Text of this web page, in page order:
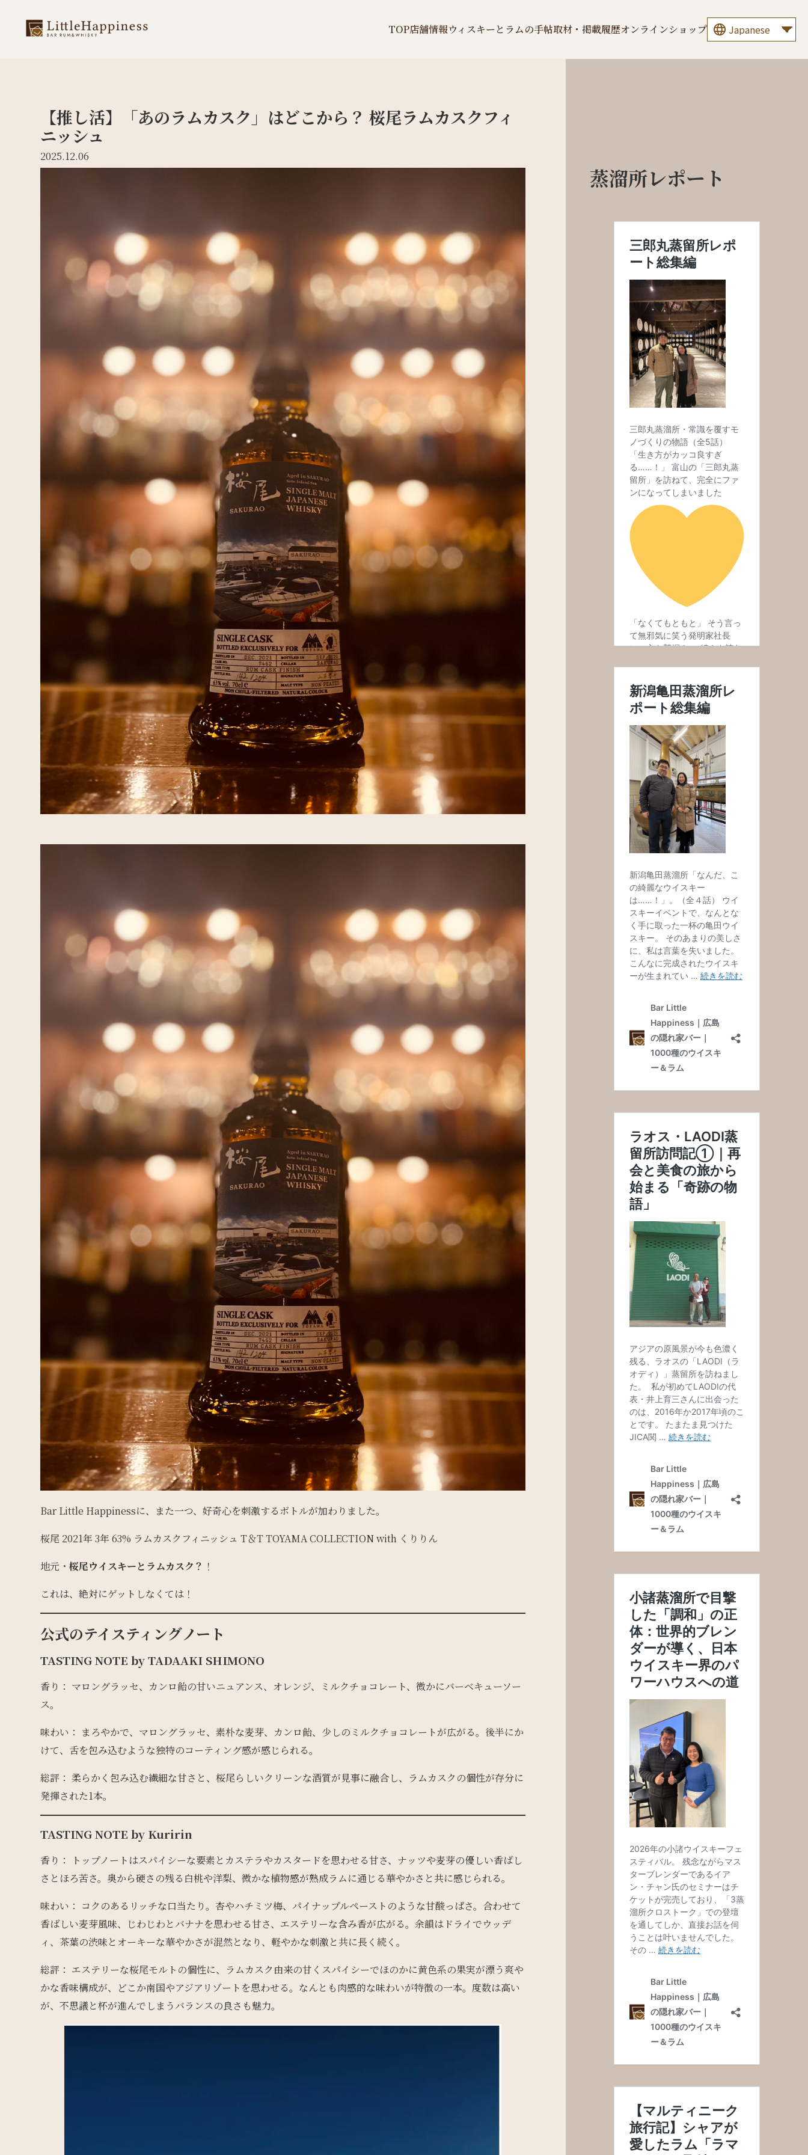
TOP店舗情報ウィスキーとラムの手帖取材・掲載履歴オンラインショップ
【推し活】「あのラムカスク」はどこから？ 桜尾ラムカスクフィ
ニッシュ
2025.12.06
Bar Little Happinessに、また一つ、好奇心を刺激するボトルが加わりました。
桜尾 2021年 3年 63% ラムカスクフィニッシュ T＆T TOYAMA COLLECTION with くりりん
地元・桜尾ウイスキーとラムカスク？ ！
これは、絶対にゲットしなくては！
公式のテイスティングノート
TASTING NOTE by TADAAKI SHIMONO
香り： マロングラッセ、カンロ飴の甘いニュアンス、オレンジ、ミルクチョコレート、微かにバーベキューソー
ス。
味わい： まろやかで、マロングラッセ、素朴な麦芽、カンロ飴、少しのミルクチョコレートが広がる。後半にか
けて、舌を包み込むような独特のコーティング感が感じられる。
総評： 柔らかく包み込む繊細な甘さと、桜尾らしいクリーンな酒質が見事に融合し、ラムカスクの個性が存分に
発揮された1本。
TASTING NOTE by Kuririn
香り： トップノートはスパイシーな要素とカステラやカスタードを思わせる甘さ、ナッツや麦芽の優しい香ばし
さとほろ苦さ。奥から硬さの残る白桃や洋梨、微かな植物感が熟成ラムに通じる華やかさと共に感じられる。
味わい： コクのあるリッチな口当たり。杏やハチミツ梅、パイナップルペーストのような甘酸っぱさ。合わせて
香ばしい麦芽風味、じわじわとバナナを思わせる甘さ、エステリーな含み香が広がる。余韻はドライでウッデ
ィ、茶葉の渋味とオーキーな華やかさが混然となり、軽やかな刺激と共に長く続く。
総評： エステリーな桜尾モルトの個性に、ラムカスク由来の甘くスパイシーでほのかに黄色系の果実が漂う爽や
かな香味構成が、どこか南国やアジアリゾートを思わせる。なんとも肉感的な味わいが特徴の一本。度数は高い
が、不思議と杯が進んでしまうバランスの良さも魅力。
蒸溜所レポート